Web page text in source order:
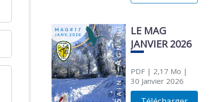
LE MAG
JANVIER 2026
PDF| 2,17 Mo |
30 Janvier 2026